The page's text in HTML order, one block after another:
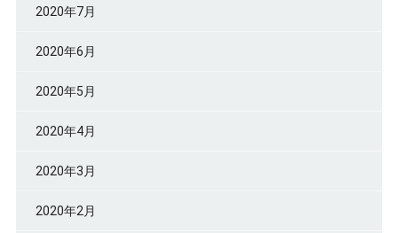
2020年7月
2020年6月
2020年5月
2020年4月
2020年3月
2020年2月